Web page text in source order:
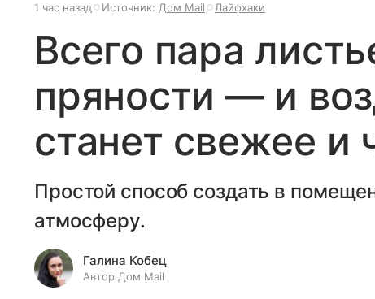
1 час назад Источник: Дом Mail Лайфхаки
Всего пара
пряности — и
станет свежее и
Простой способ создать в
атмосферу.
Галина Кобец
Автор Дом Mail